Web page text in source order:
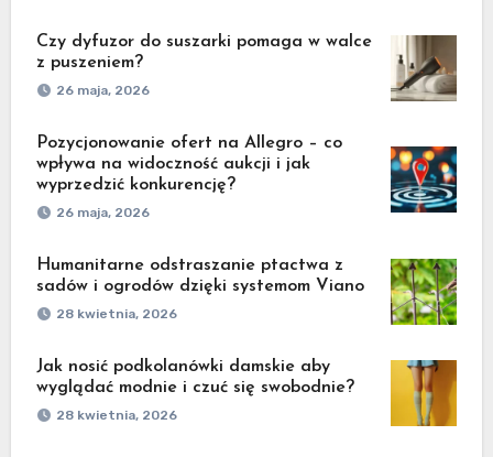
Czy dyfuzor do suszarki pomaga w walce
z puszeniem?
26 maja, 2026
Pozycjonowanie ofert na Allegro – co
wpływa na widoczność aukcji i jak
wyprzedzić konkurencję?
26 maja, 2026
Humanitarne odstraszanie ptactwa z
sadów i ogrodów dzięki systemom Viano
28 kwietnia, 2026
Jak nosić podkolanówki damskie aby
wyglądać modnie i czuć się swobodnie?
28 kwietnia, 2026